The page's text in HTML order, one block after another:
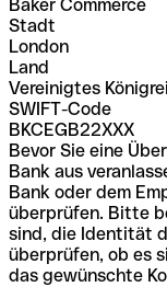
Baker Commerce
Stadt
London
Land
Vereinigtes
SWIFT-Code
BKCEGB22XXX
Bevor Sie eine
Bank aus
Bank oder dem
überprüfen. Bitte
sind, die Identität
überprüfen, ob es
das gewünschte